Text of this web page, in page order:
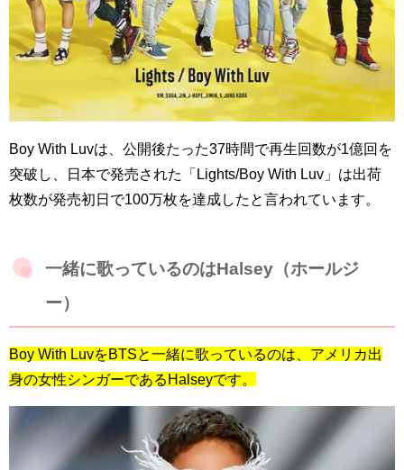
Boy With Luvは、公開後たった37時間で再生回数が1億回を
突破し、日本で発売された「Lights/Boy With Luv」は出荷
枚数が発売初日で100万枚を達成したと言われています。
一緒に歌っているのはHalsey（ホールジ
ー）
Boy With LuvをBTSと一緒に歌っているのは、アメリカ出
身の女性シンガーであるHalseyです。